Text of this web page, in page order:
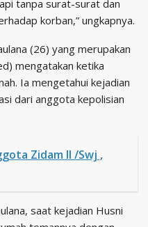
tanpa surat-surat dan
korban,” ungkapnya.
(26) yang merupakan
mengatakan ketika
Ia mengetahui kejadian
dari anggota kepolisian
Zidam II /Swj ,
saat kejadian Husni